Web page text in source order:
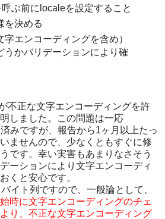
ぶ前にlocaleを設定すること
を決める
エンコーディングを含め）
うかバリデーションにより確
不正な文字エンコーディングを許
しました。この問題は一応
みですが、報告から1ヶ月以上たっ
ませんので、少なくともすぐに修
です。幸い実害もあまりなさそう
ーションにより文字エンコーディ
くと安心です。
イト列ですので、一般論として、
時に文字エンコーディングのチェ
り、不正な文字エンコーディング